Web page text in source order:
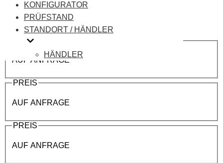
KONFIGURATOR
PRÜFSTAND
STANDORT / HÄNDLER
HÄNDLER
Leistung:333 PS
Drehmoment:480 NM
Motortyp:Benziner
PREIS
AUF ANFRAGE
PREIS
AUF ANFRAGE
PREIS
AUF ANFRAGE